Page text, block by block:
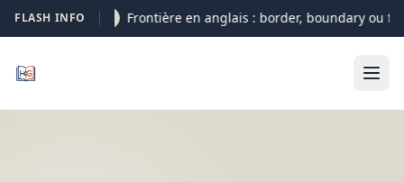
FLASH INFO09-08 Frontière en anglais : border, boundary ou